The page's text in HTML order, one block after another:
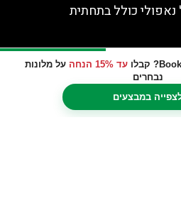
עד 15% הנחה
על מלונות
נבחרים
במבצעים
כולל בתחתית
© כל הזכויות שמורות לסוכנות